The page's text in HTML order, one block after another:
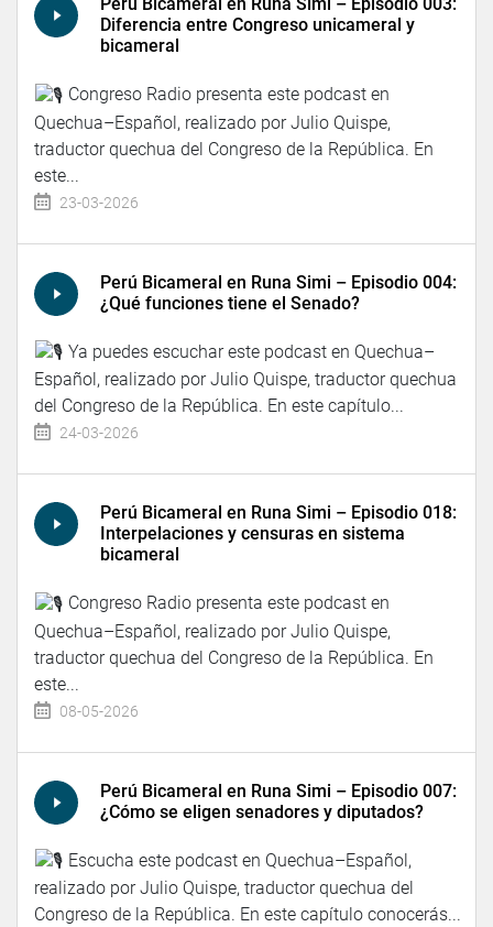
Diferencia entre Congreso unicameral y
bicameral
Congreso Radio presenta este podcast en
Quechua–Español, realizado por Julio Quispe,
traductor quechua del Congreso de la República. En
este...
23-03-2026
Perú Bicameral en Runa Simi – Episodio 004:
¿Qué funciones tiene el Senado?
Ya puedes escuchar este podcast en Quechua–
Español, realizado por Julio Quispe, traductor quechua
del Congreso de la República. En este capítulo...
24-03-2026
Perú Bicameral en Runa Simi – Episodio 018:
Interpelaciones y censuras en sistema
bicameral
Congreso Radio presenta este podcast en
Quechua–Español, realizado por Julio Quispe,
traductor quechua del Congreso de la República. En
este...
08-05-2026
Perú Bicameral en Runa Simi – Episodio 007:
¿Cómo se eligen senadores y diputados?
Escucha este podcast en Quechua–Español,
realizado por Julio Quispe, traductor quechua del
Congreso de la República. En este capítulo conocerás...